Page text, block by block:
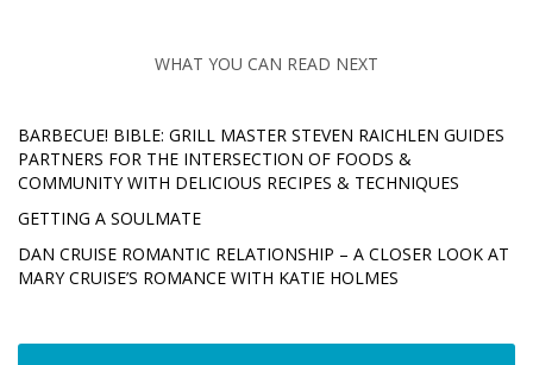
WHAT YOU CAN READ NEXT
BARBECUE! BIBLE: GRILL MASTER STEVEN RAICHLEN GUIDES
PARTNERS FOR THE INTERSECTION OF FOODS &
COMMUNITY WITH DELICIOUS RECIPES & TECHNIQUES
GETTING A SOULMATE
DAN CRUISE ROMANTIC RELATIONSHIP – A CLOSER LOOK AT
MARY CRUISE’S ROMANCE WITH KATIE HOLMES